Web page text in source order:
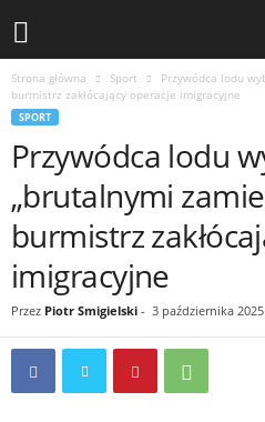
Strona główna Sport
Przywódca lodu
burmistrz zakłócający operacje imigracyjne
SPORT
Przywódca lodu
„brutalnymi
burmistrz
imigracyjne
Przez Piotr Smigielski - 3 października 2025